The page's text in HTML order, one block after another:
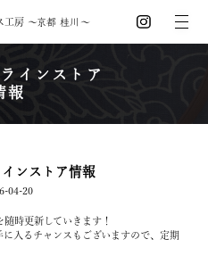
工房 〜京都 桂川 〜
インストア
報
ンストア情報
04-20
時更新していきます！
入るチャンスもございますので、定期